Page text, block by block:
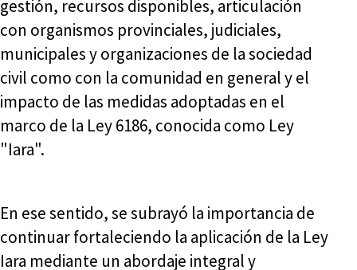
gestión, recursos disponibles, articulación
con organismos provinciales, judiciales,
municipales y organizaciones de la sociedad
civil como con la comunidad en general y el
impacto de las medidas adoptadas en el
marco de la Ley 6186, conocida como Ley
"Iara".
En ese sentido, se subrayó la importancia de
continuar fortaleciendo la aplicación de la Ley
Iara mediante un abordaje integral y